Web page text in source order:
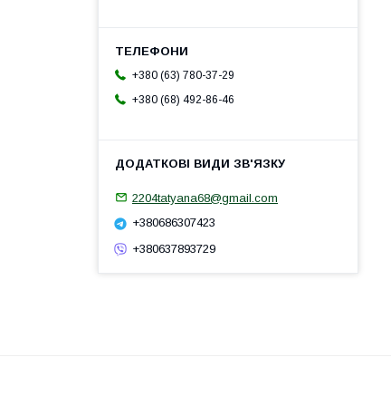
+380 (63) 780-37-29
+380 (68) 492-86-46
2204tatyana68@gmail.com
+380686307423
+380637893729